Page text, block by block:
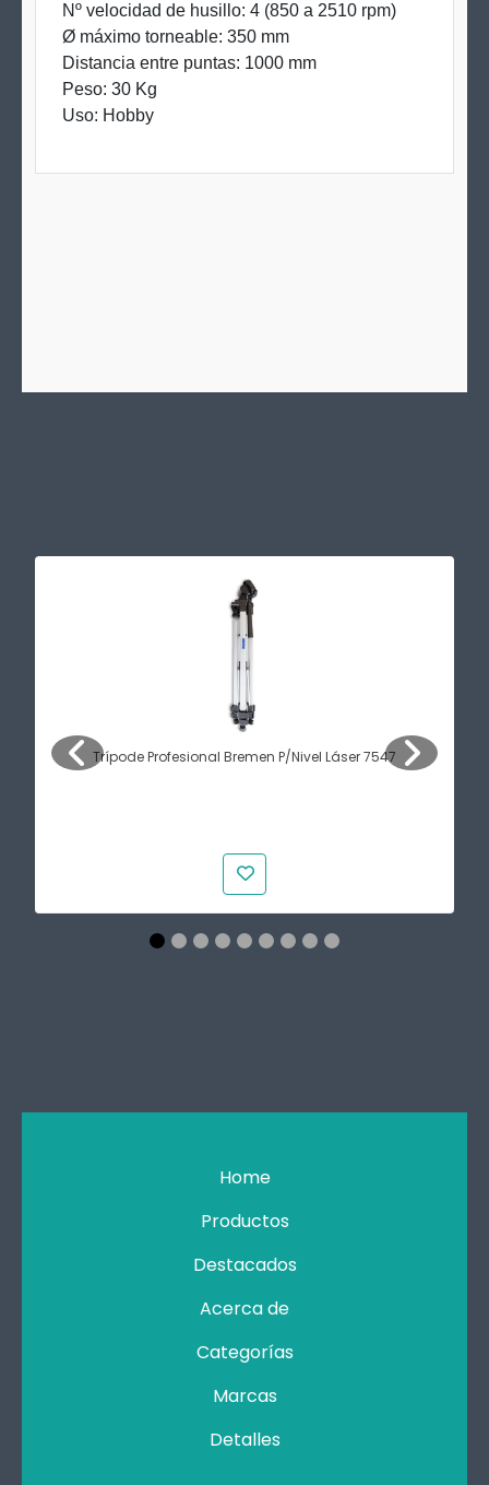
Nº velocidad de husillo: 4 (850 a 2510 rpm)
Ø máximo torneable: 350 mm
Distancia entre puntas: 1000 mm
Peso: 30 Kg
Uso: Hobby
Trípode Profesional Bremen P/Nivel Láser 7547
Home
Productos
Destacados
Acerca de
Categorías
Marcas
Detalles